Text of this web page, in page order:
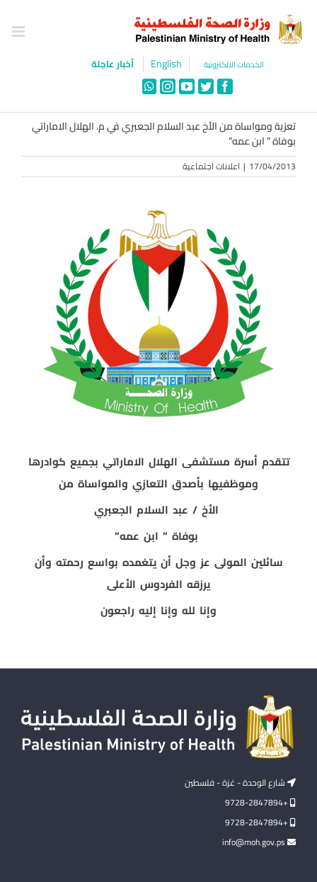
content
الخدمات الالكترونية English أخبار عاجلة
Facebook
Twitter
YouTube
Instagram
WhatsApp
تعزية ومواساة من الأخ عبد السلام الجعبري في م. الهلال الاماراتي
بوفاة ” ابن عمه”
17/04/2013
| اعلانات اجتماعية
تتقدم أسرة مستشفى الهلال الاماراتي بجميع كوادرها
وموظفيها بأصدق التعازي والمواساة من
الأخ / عبد السلام الجعبري
بوفاة ” ابن عمه”
سائلين المولى عز وجل أن يتغمده بواسع رحمته وأن
يرزقه الفردوس الأعلى
وإنا لله وإنا إليه راجعون
شارع الوحدة - غزة - فلسطين
+9728-2847894
+9728-2847894